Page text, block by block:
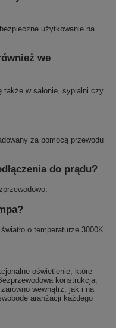
użytkowanie na
we
także w salonie, sypialni czy
za pomocą przewodu
do prądu?
o temperaturze 3000K.
oświetlenie, które
konstrukcja,
wewnątrz, jak i na
aranżacji każdego